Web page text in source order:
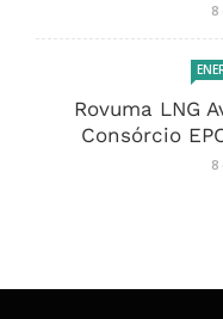
8
Rovuma LNG
Consórcio
8